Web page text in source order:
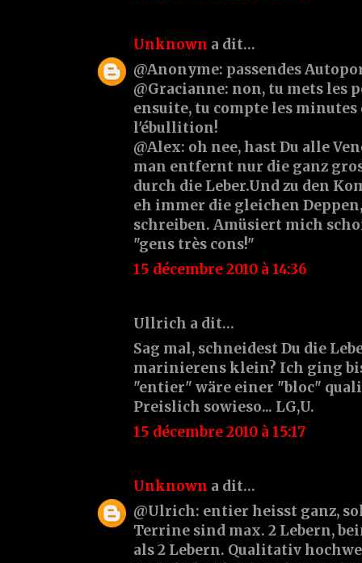
Unknown a dit…
@Anonyme: passendes
@Gracianne: non, tu mets les
ensuite, tu compte les minutes
l'ébullition!
@Alex: oh nee, hast Du alle
man entfernt nur die ganz
durch die Leber.Und zu den
eh immer die gleichen
schreiben. Amüsiert mich
"gens très cons!"
15 décembre 2010 à 14:36
Ullrich a dit…
Sag mal, schneidest Du die
marinierens klein? Ich ging
"entier" wäre einer "bloc"
Preislich sowieso... LG,U.
15 décembre 2010 à 15:17
Unknown a dit…
@Ulrich: entier heisst ganz,
Terrine sind max. 2 Lebern,
als 2 Lebern. Qualitativ